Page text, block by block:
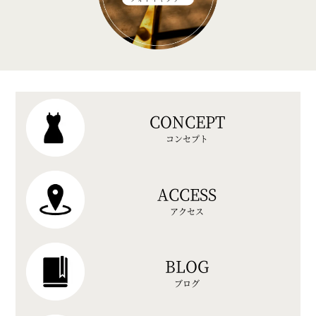
CONCEPT
コンセプト
ACCESS
アクセス
BLOG
ブログ